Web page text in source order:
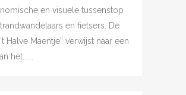
en visuele tussenstop
en fietsers. De
Halve Maentje” verwijst naar een
het......